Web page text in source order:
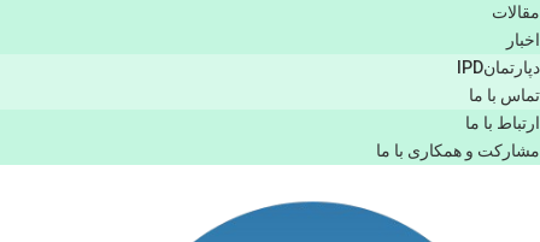
مقالات
اخبار
دپارتمانIPD
تماس با ما
ارتباط با ما
مشاركت و همكاری با ما